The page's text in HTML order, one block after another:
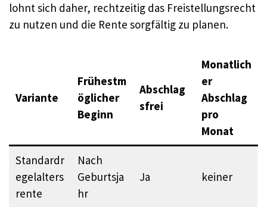
lohnt sich daher, rechtzeitig das Freistellungsrecht
zu nutzen und die Rente sorgfältig zu planen.
Variante
Frühestm
öglicher
Beginn
Abschlag
sfrei
Monatlich
er
Abschlag
pro
Monat
Standardr
egelalters
rente
Nach
Geburtsja
hr
Ja keiner